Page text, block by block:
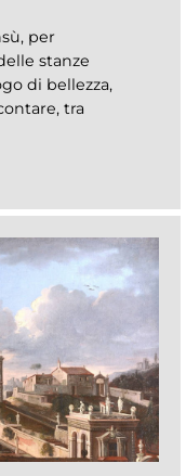
per
stanze
di bellezza,
tra